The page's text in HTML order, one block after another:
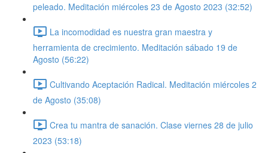
peleado. Meditación miércoles 23 de Agosto 2023 (32:52)
La incomodidad es nuestra gran maestra y
herramienta de crecimiento. Meditación sábado 19 de
Agosto (56:22)
Cultivando Aceptación Radical. Meditación miércoles 2
de Agosto (35:08)
Crea tu mantra de sanación. Clase viernes 28 de julio
2023 (53:18)